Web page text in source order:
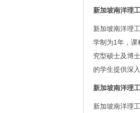
新加坡南洋理
新加坡南洋理
学制为1年，课
究型硕士及博
的学生提供深
新加坡南洋理
新加坡南洋理